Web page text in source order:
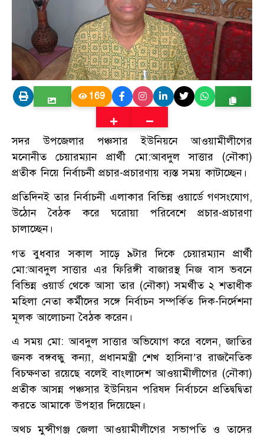
169
সদর উপজেলার পঞ্চসার ইউনিয়নে আওয়ামীলীগের
মনোনীত চেয়ারম্যান প্রার্থী মো:আবদুল সাত্তার (নৌকা)
প্রতীক নিয়ে নির্বাচনী প্রচার-প্রচারণায় ব্যস্ত সময় কাটাচ্ছেন।
প্রতিদিনই তার নির্বাচনী এলাকার বিভিন্ন ওয়ার্ডে গণসংযোগ,
উঠোন বৈঠক করে ঘরোয়া পরিবেশে প্রচার-প্রচারণা
চালাচ্ছেন।
গত বুধবার সকাল সাড়ে ৯টার দিকে চেয়ারম্যান প্রার্থী
মো:আবদুল সাত্তার এর ফিরিঙ্গী বাজারস্থ নিজ বাস ভবনে
বিভিন্ন ওয়ার্ড থেকে আসা তার (নৌকা) সমর্থীত ২ শতাধীক
মহিলা নেতা কর্মীদের সঙ্গে নির্বাচন সম্পর্কিত দিক-নির্দেশনা
মূলক আলোচনা বৈঠক করেন।
এ সময় মো: আবদুল সাত্তার অভিযোগ করে বলেন, জাতির
জনক বঙ্গবন্ধু কন্যা, প্রধানমন্ত্রী শেখ হাসিনা’র রাজনৈতিক
বিচক্ষণতা রয়েছে বলেই বাংলাদেশ আওয়ামীলীগের (নৌকা)
প্রতীক আসন্ন পঞ্চসার ইউনিয়ন পরিষদ নির্বাচনে প্রতিদ্বদ্বিতা
করতে আমাকে উপহার দিয়েছেন।
অথচ মুন্সীগঞ্জ জেলা আওয়ামীলীগের সভাপতি ও তাদের